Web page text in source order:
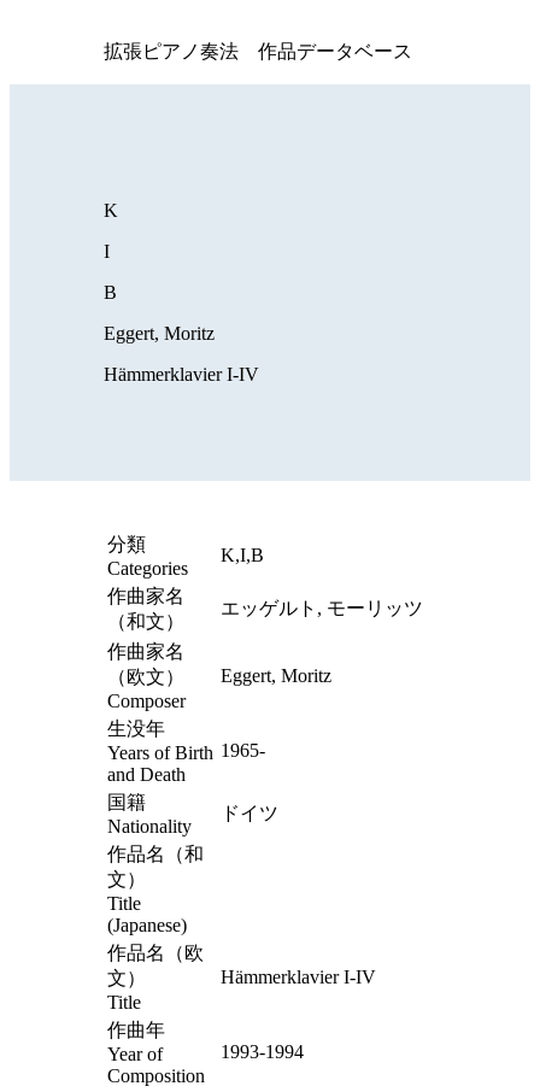
拡張ピアノ奏法 作品データベース
K
I
B
Eggert, Moritz
Hämmerklavier I-IV
分類
Categories
K,I,B
作曲家名
（和文）
エッゲルト, モーリッツ
作曲家名
（欧文）
Composer
Eggert, Moritz
生没年
Years of Birth
and Death
1965-
国籍
Nationality
ドイツ
作品名（和
文）
Title
(Japanese)
作品名（欧
文）
Title
Hämmerklavier I-IV
作曲年
Year of
Composition
1993-1994